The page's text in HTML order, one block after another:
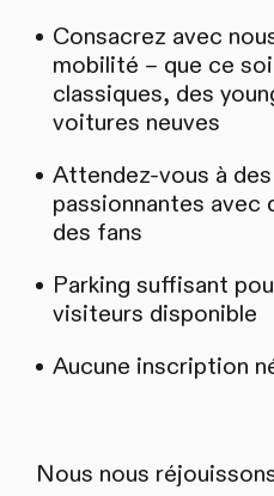
Consacrez avec
mobilité – que ce
classiques, des
voitures neuves
Attendez-vous à
passionnantes avec
des fans
Parking suffisant
visiteurs disponible
Aucune inscription
Nous nous